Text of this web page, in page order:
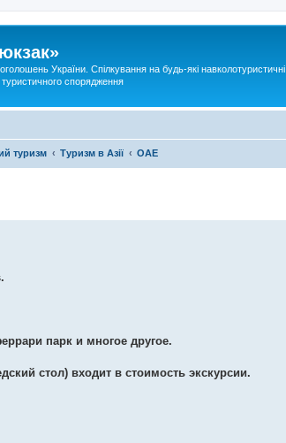
України. Спілкування на будь-які навколотуристичні
спорядження
туризм Туризм в Азії ОАЕ
парк и многое другое.
стол) входит в стоимость экскурсии.